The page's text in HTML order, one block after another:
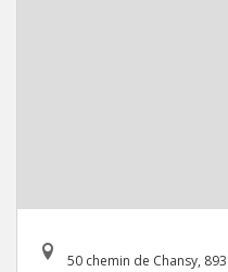
50 chemin de Chansy,